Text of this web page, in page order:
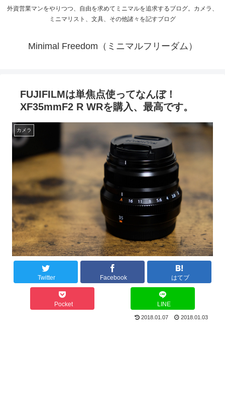
外資営業マンをやりつつ、自由を求めてミニマルを追求するブログ。カメラ、
ミニマリスト、文具、その他諸々を記すブログ
Minimal Freedom（ミニマルフリーダム）
FUJIFILMは単焦点使ってなんぼ！
XF35mmF2 R WRを購入、最高です。
カメラ
Twitter Facebook はてブ
Pocket LINE
2018.01.07 2018.01.03